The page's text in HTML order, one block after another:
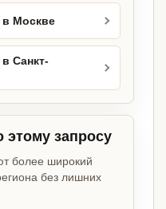
в Москве
Санкт-
запросу
более широкий
без лишних